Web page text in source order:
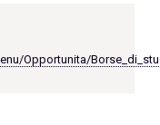
Opportunita/